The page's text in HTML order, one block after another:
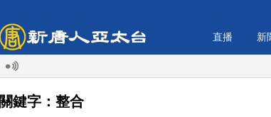
直播 新
關鍵字：整合